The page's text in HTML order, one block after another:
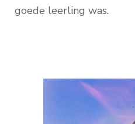
goede leerling was.